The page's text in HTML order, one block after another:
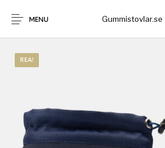
MENU Gummistovlar.se
REA!